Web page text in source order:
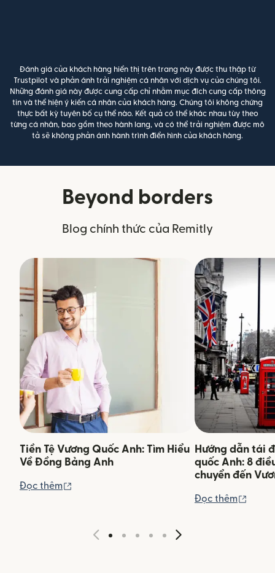
Đánh giá của khách hàng hiển thị trên trang này được thu thập từ
Trustpilot và phản ánh trải nghiệm cá nhân với dịch vụ của chúng tôi.
Những đánh giá này được cung cấp chỉ nhằm mục đích cung cấp thông
tin và thể hiện ý kiến cá nhân của khách hàng. Chúng tôi không chứng
thực bất kỳ tuyên bố cụ thể nào. Kết quả có thể khác nhau tùy theo
từng cá nhân, bao gồm theo hành lang, và có thể trải nghiệm được mô
tả sẽ không phản ánh hành trình điển hình của khách hàng.
Beyond borders
Blog chính thức của Remitly
Tiền Tệ Vương Quốc Anh: Tìm Hiểu
Về Đồng Bảng Anh
Đọc thêm
Hướng dẫn tái
quốc Anh: 8
chuyển đến
Đọc thêm